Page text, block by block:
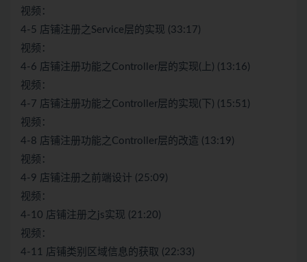
视频：
4-5 店铺注册之Service层的实现 (33:17)
视频：
4-6 店铺注册功能之Controller层的实现(上) (13:16)
视频：
4-7 店铺注册功能之Controller层的实现(下) (15:51)
视频：
4-8 店铺注册功能之Controller层的改造 (13:19)
视频：
4-9 店铺注册之前端设计 (25:09)
视频：
4-10 店铺注册之js实现 (21:20)
视频：
4-11 店铺类别区域信息的获取 (22:33)